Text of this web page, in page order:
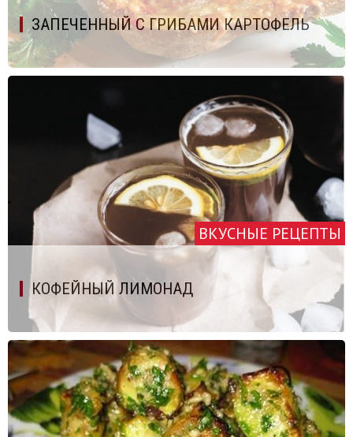
ЗАПЕЧЕННЫЙ С ГРИБАМИ КАРТОФЕЛЬ
ВКУСНЫЕ РЕЦЕПТЫ
КОФЕЙНЫЙ ЛИМОНАД